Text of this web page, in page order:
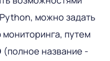
можно задать
путем
(полное название -